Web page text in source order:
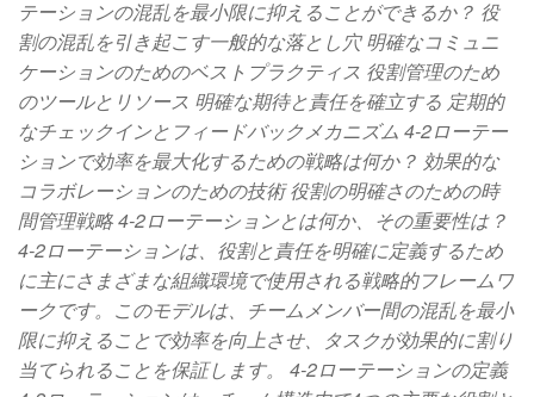
テーションの混乱を最小限に抑えることができるか？ 役
割の混乱を引き起こす一般的な落とし穴 明確なコミュニ
ケーションのためのベストプラクティス 役割管理のため
のツールとリソース 明確な期待と責任を確立する 定期的
なチェックインとフィードバックメカニズム 4-2ローテー
ションで効率を最大化するための戦略は何か？ 効果的な
コラボレーションのための技術 役割の明確さのための時
間管理戦略 4-2ローテーションとは何か、その重要性は？
4-2ローテーションは、役割と責任を明確に定義するため
に主にさまざまな組織環境で使用される戦略的フレームワ
ークです。このモデルは、チームメンバー間の混乱を最小
限に抑えることで効率を向上させ、タスクが効果的に割り
当てられることを保証します。 4-2ローテーションの定義